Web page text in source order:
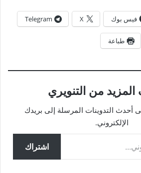
فيس بوك X
Telegram
طباعة
من التنويري
التدوينات المرسلة إلى بريدك
الإلكتروني.
اشتراك